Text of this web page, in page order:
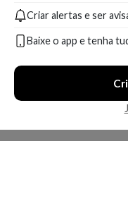
Criar alertas e ser
Baixe o app e tenha